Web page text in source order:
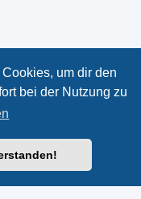
um dir den
bei der Nutzung zu